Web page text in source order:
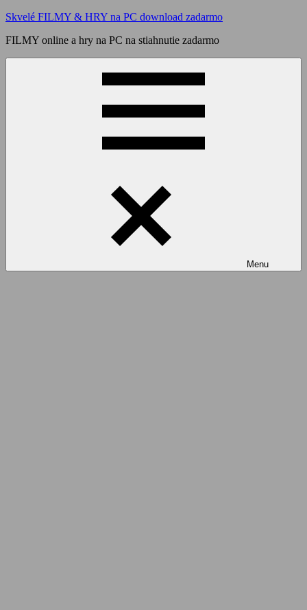
Skip
content
Skvelé FILMY & HRY na PC download zadarmo
FILMY online a hry na PC na stiahnutie zadarmo
Menu